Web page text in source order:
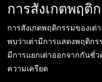
การสังเกตพฤติ
การสังเกตพฤติกรรมของเต่
พบว่าเต่ามีการแสดงพฤติก
มีการแยกเต่าออกจากกันชั่
ความเครียด